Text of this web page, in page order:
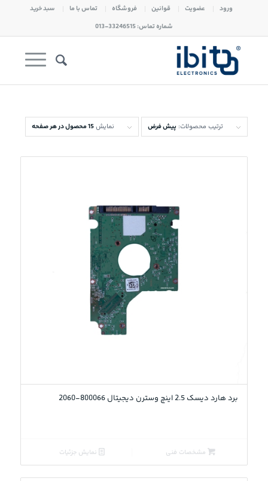
ورود عضویت قوانین فروشگاه تماس با ما
سبد خرید
شماره تماس: 33246515-013
ترتیب محصولات: پیش فرض نمایش 15 محصول در هر صفحه
5.00
برد هارد دیسک 2.5 اینچ وسترن دیجیتال 800066-2060
مشخصات فنی نمایش جزئیات